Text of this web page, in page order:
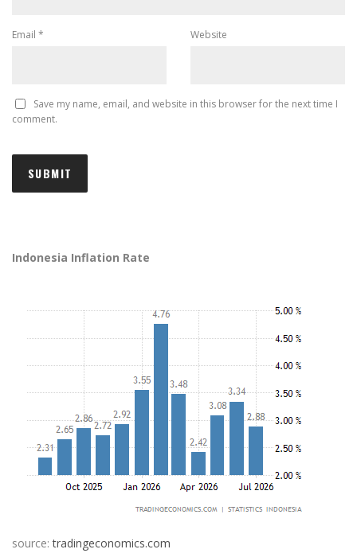
Email * Website
Save my name, email, and website in this browser for the next time I
comment.
Indonesia Inflation Rate
source:tradingeconomics.com